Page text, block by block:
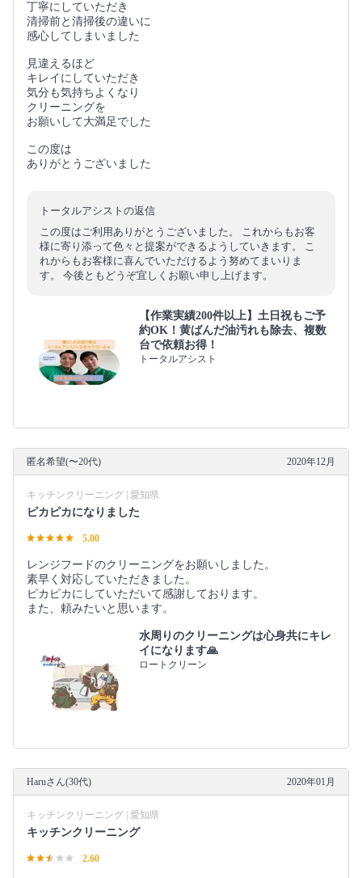
丁寧にしていただき
清掃前と清掃後の違いに
感心してしまいました
見違えるほど
キレイにしていただき
気分も気持ちよくなり
クリーニングを
お願いして大満足でした
この度は
ありがとうございました
トータルアシストの返信
この度はご利用ありがとうございました。 これからもお客
様に寄り添って色々と提案ができるようしていきます。 こ
れからもお客様に喜んでいただけるよう努めてまいりま
す。 今後ともどうぞ宜しくお願い申し上げます。
【作業実績200件以上】土日祝もご予
約OK！黄ばんだ油汚れも除去、複数
台で依頼お得！
トータルアシスト
匿名希望(〜20代) 2020年12月
キッチンクリーニング | 愛知県
ピカピカになりました
5.00
レンジフードのクリーニングをお願いしました。
素早く対応していただきました。
ピカピカにしていただいて感謝しております。
また、頼みたいと思います。
水周りのクリーニングは心身共にキレ
イになります🙏
ロートクリーン
Haruさん(30代) 2020年01月
キッチンクリーニング | 愛知県
キッチンクリーニング
2.60